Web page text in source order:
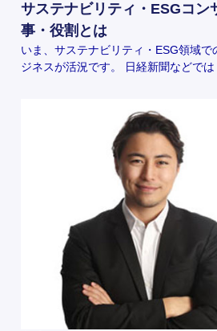
サステナビリティ・ESGコン
事・役割とは
いま、サステナビリティ・ESG領域
ジネスが活況です。 日経新聞などで